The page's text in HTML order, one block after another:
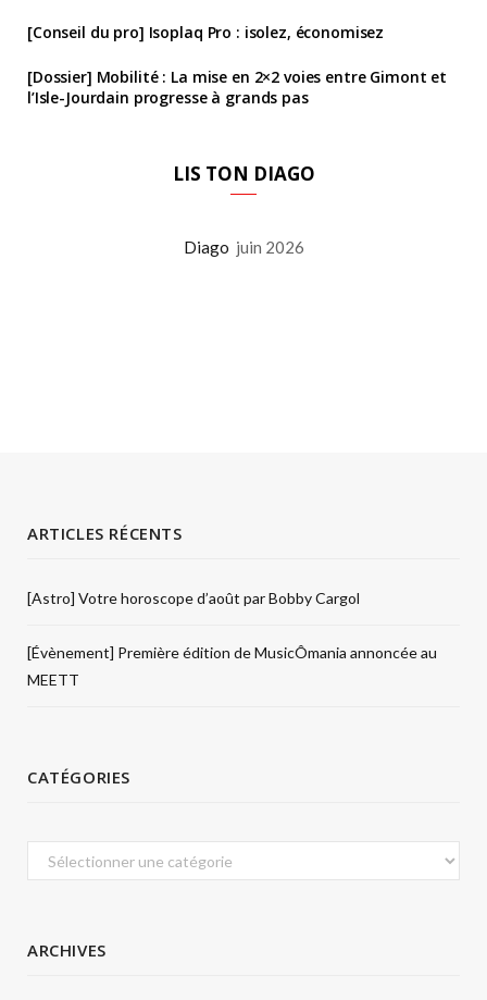
[Conseil du pro] Isoplaq Pro : isolez, économisez
[Dossier] Mobilité : La mise en 2×2 voies entre Gimont et
l’Isle-Jourdain progresse à grands pas
LIS TON DIAGO
Diago juin 2026
ARTICLES RÉCENTS
[Astro] Votre horoscope d’août par Bobby Cargol
[Évènement] Première édition de MusicÔmania annoncée au
MEETT
CATÉGORIES
Catégories
ARCHIVES